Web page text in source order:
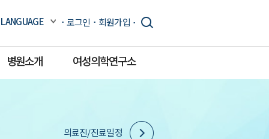
LANGUAGE 로그인 회원가입
병원소개 여성의학연구소
의료진/진료일정